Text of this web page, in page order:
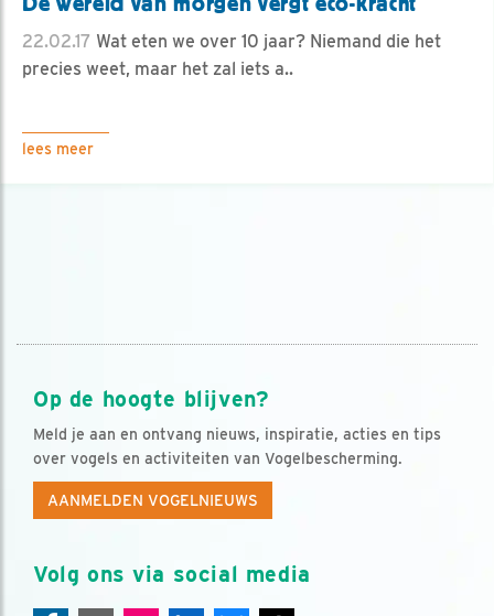
22.02.17 Wat eten we over 10 jaar? Niemand die het
precies weet, maar het zal iets a..
lees meer
Op de hoogte blijven?
Meld je aan en ontvang nieuws, inspiratie, acties en tips
over vogels en activiteiten van Vogelbescherming.
AANMELDEN VOGELNIEUWS
Volg ons via social media